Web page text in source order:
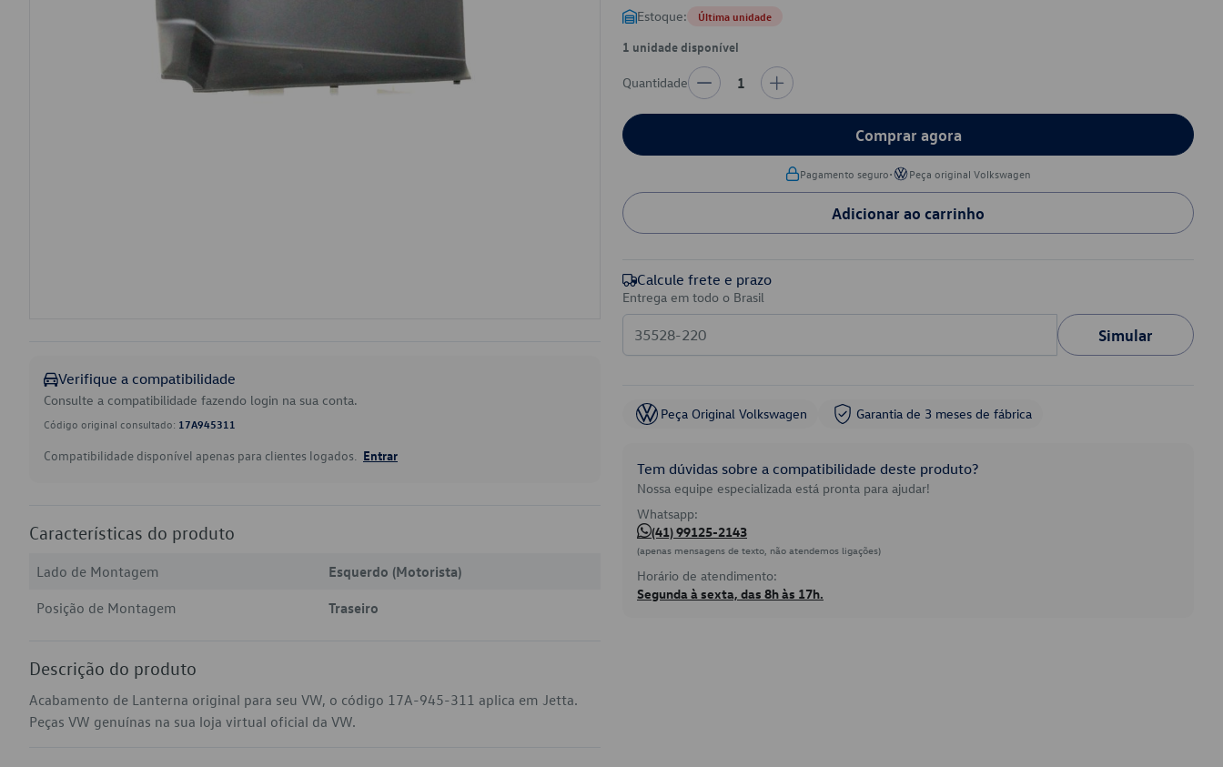
Verifique a compatibilidade
Consulte a compatibilidade fazendo login na sua conta.
Código original consultado: 17A945311
Compatibilidade disponível apenas para clientes logados. Entrar
Características do produto
Lado de Montagem
Esquerdo (Motorista)
Posição de Montagem
Traseiro
Descrição do produto
Acabamento de Lanterna original para seu VW, o código 17A-945-311 aplica em Jetta.
Peças VW genuínas na sua loja virtual oficial da VW.
Estoque: Última unidade
1 unidade disponível
Quantidade 1
Comprar agora
Pagamento seguro• Peça original Volkswagen
Adicionar ao carrinho
Calcule frete e prazo
Entrega em todo o Brasil
Simular
Peça Original Volkswagen Garantia de 3 meses de fábrica
Tem dúvidas sobre a compatibilidade deste produto?
Nossa equipe especializada está pronta para ajudar!
Whatsapp:
(41) 99125-2143
(apenas mensagens de texto, não atendemos ligações)
Horário de atendimento:
Segunda à sexta, das 8h às 17h.